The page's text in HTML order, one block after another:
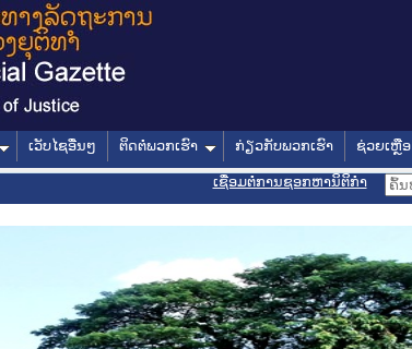
ເວັບໄຊອື່ນໆ ຕິດຕໍ່ພວກເຮົາ ກ່ຽວກັບພວກເຮົາ ຊ່ວຍເຫຼືອ
ເຊື່ອມຕໍ່ການຊອກຫານິຕິກຳ